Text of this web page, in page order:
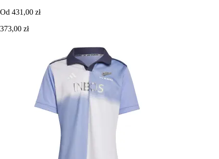
Od 431,00 zł
373,00 zł